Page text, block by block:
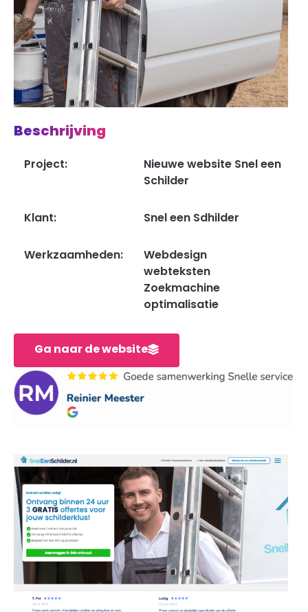
Beschrijving
Project:
Nieuwe website Snel een
Schilder
Klant: Snel een Sdhilder
Werkzaamheden:
Webdesign
webteksten
Zoekmachine
optimalisatie
Ga naar de website